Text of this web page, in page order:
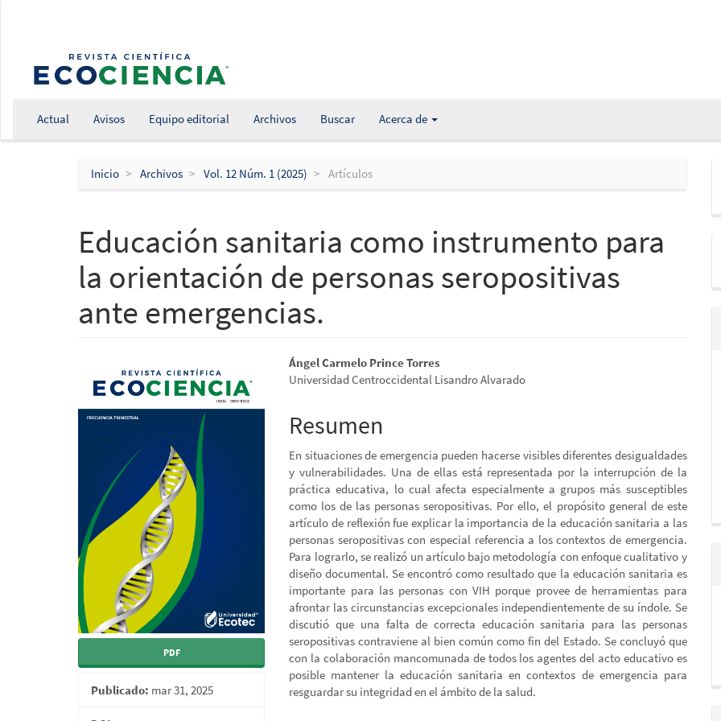
Navegación
principal
Actual Avisos Equipo editorial Archivos Buscar Acerca de
Inicio Archivos Vol. 12 Núm. 1 (2025) Artículos
Educación sanitaria como instrumento para
la orientación de personas seropositivas
ante emergencias.
Barra
lateral
del
artículo
PDF
Publicado: mar 31, 2025
Contenido
principal
del
artículo
Ángel Carmelo Prince Torres
Universidad Centroccidental Lisandro Alvarado
Resumen
En situaciones de emergencia pueden hacerse visibles diferentes desigualdades
y vulnerabilidades. Una de ellas está representada por la interrupción de la
práctica educativa, lo cual afecta especialmente a grupos más susceptibles
como los de las personas seropositivas. Por ello, el propósito general de este
artículo de reflexión fue explicar la importancia de la educación sanitaria a las
personas seropositivas con especial referencia a los contextos de emergencia.
Para lograrlo, se realizó un artículo bajo metodología con enfoque cualitativo y
diseño documental. Se encontró como resultado que la educación sanitaria es
importante para las personas con VIH porque provee de herramientas para
afrontar las circunstancias excepcionales independientemente de su índole. Se
discutió que una falta de correcta educación sanitaria para las personas
seropositivas contraviene al bien común como fin del Estado. Se concluyó que
con la colaboración mancomunada de todos los agentes del acto educativo es
posible mantener la educación sanitaria en contextos de emergencia para
resguardar su integridad en el ámbito de la salud.